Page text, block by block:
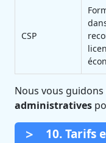
CSP
Nous vous
administratives
10. Tarifs